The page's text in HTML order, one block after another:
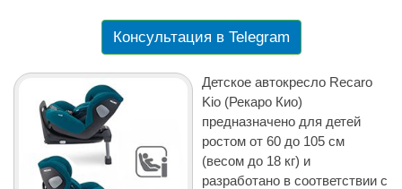
Консультация в Telegram
Детское автокресло Recaro
Kio (Рекаро Кио)
предназначено для детей
ростом от 60 до 105 см
(весом до 18 кг) и
разработано в соответствии с